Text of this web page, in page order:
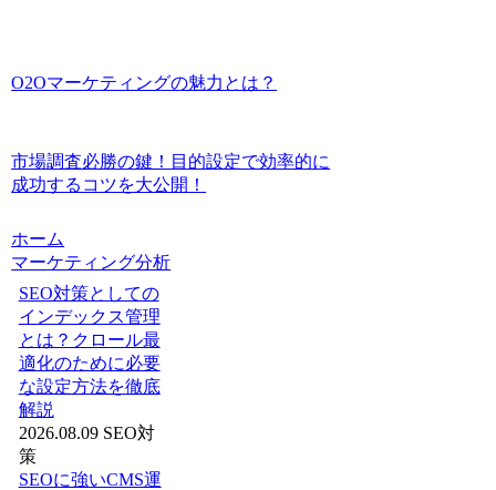
O2Oマーケティングの魅力とは？
市場調査必勝の鍵！目的設定で効率的に
成功するコツを大公開！
ホーム
マーケティング分析
SEO対策としての
インデックス管理
とは？クロール最
適化のために必要
な設定方法を徹底
解説
2026.08.09 SEO対
策
SEOに強いCMS運